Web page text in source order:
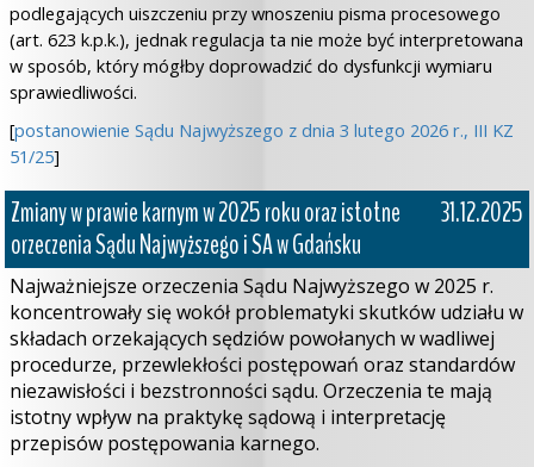
podlegających uiszczeniu przy wnoszeniu pisma procesowego
(art. 623 k.p.k.), jednak regulacja ta nie może być interpretowana
w sposób, który mógłby doprowadzić do dysfunkcji wymiaru
sprawiedliwości.
[postanowienie Sądu Najwyższego z dnia 3 lutego 2026 r., III KZ
51/25]
Zmiany w prawie karnym w 2025 roku oraz istotne
orzeczenia Sądu Najwyższego i SA w Gdańsku
31.12.2025
Najważniejsze orzeczenia Sądu Najwyższego w 2025 r.
koncentrowały się wokół problematyki skutków udziału w
składach orzekających sędziów powołanych w wadliwej
procedurze, przewlekłości postępowań oraz standardów
niezawisłości i bezstronności sądu. Orzeczenia te mają
istotny wpływ na praktykę sądową i interpretację
przepisów postępowania karnego.